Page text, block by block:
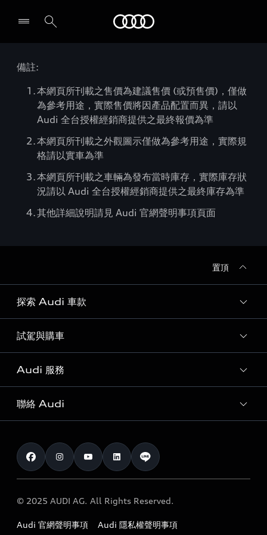
備註:
本網頁所刊載之售價為建議售價 (或預售價)，僅做
為參考用途，實際售價將因產品配置而異，請以
Audi 全台授權經銷商提供之最終報價為準
本網頁所刊載之外觀圖示僅做為參考用途，實際規
格請以實車為準
本網頁所刊載之車輛為發布當時庫存，實際庫存狀
況請以 Audi 全台授權經銷商提供之最終庫存為準
其他詳細說明請見 Audi 官網聲明事項頁面
置頂
探索 Audi 車款
所有車款
客製化您的 Audi
Audi 純電生活圈
奧迪嚴選中古車
試駕與購車
購車方案
最新優惠
預約試駕 | 多元安心賞車
Audi 經銷商服務據點
Audi 服務
Audi 原廠配件與精品
myAudi TW app
定期保養
保固
召回案件查詢
聯絡 Audi
訂閱電子報
與我聯繫
© 2025 AUDI AG. All Rights Reserved.
Audi 官網聲明事項 Audi 隱私權聲明事項